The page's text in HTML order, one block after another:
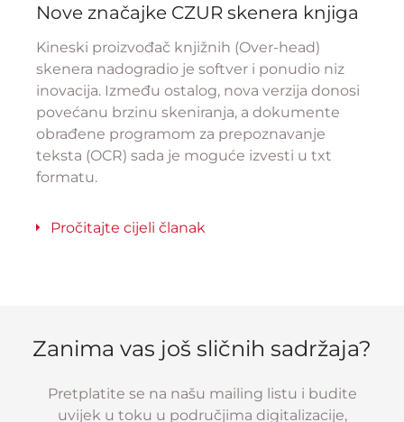
Nove značajke CZUR skenera knjiga
Kineski proizvođač knjižnih (Over-head)
skenera nadogradio je softver i ponudio niz
inovacija. Između ostalog, nova verzija donosi
povećanu brzinu skeniranja, a dokumente
obrađene programom za prepoznavanje
teksta (OCR) sada je moguće izvesti u txt
formatu.
Pročitajte cijeli članak
Zanima vas još sličnih sadržaja?
Pretplatite se na našu mailing listu i budite
uvijek u toku u područjima digitalizacije,